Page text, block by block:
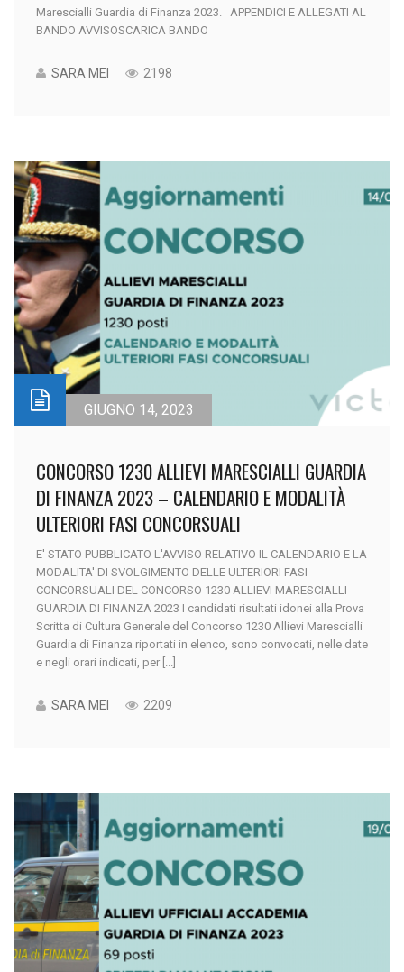
Marescialli Guardia di Finanza 2023. APPENDICI E ALLEGATI AL
BANDO AVVISOSCARICA BANDO
SARA MEI 2198
GIUGNO 14, 2023
CONCORSO 1230 ALLIEVI MARESCIALLI GUARDIA
DI FINANZA 2023 – CALENDARIO E MODALITÀ
ULTERIORI FASI CONCORSUALI
E' STATO PUBBLICATO L'AVVISO RELATIVO IL CALENDARIO E LA
MODALITA' DI SVOLGIMENTO DELLE ULTERIORI FASI
CONCORSUALI DEL CONCORSO 1230 ALLIEVI MARESCIALLI
GUARDIA DI FINANZA 2023 I candidati risultati idonei alla Prova
Scritta di Cultura Generale del Concorso 1230 Allievi Marescialli
Guardia di Finanza riportati in elenco, sono convocati, nelle date
e negli orari indicati, per [...]
SARA MEI 2209